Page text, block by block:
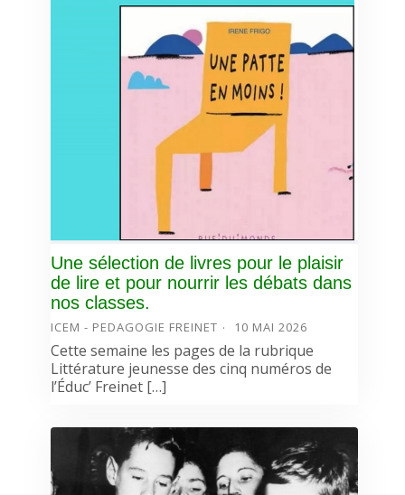
Une sélection de livres pour le plaisir
de lire et pour nourrir les débats dans
nos classes.
ICEM - PEDAGOGIE FREINET 10 MAI 2026
Cette semaine les pages de la rubrique
Littérature jeunesse des cinq numéros de
l’Éduc’ Freinet […]